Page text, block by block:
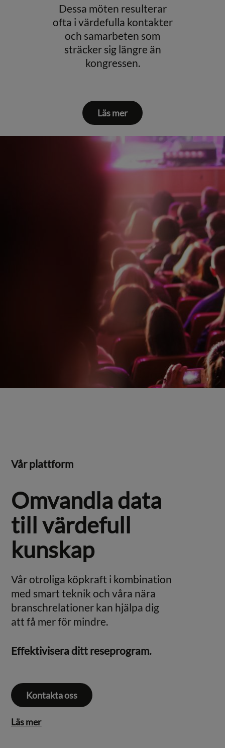
Dessa möten resulterar
ofta i värdefulla kontakter
och samarbeten som
sträcker sig längre än
kongressen.
Läs mer
Vår plattform
Omvandla data
till värdefull
kunskap
Vår otroliga köpkraft i kombination
med smart teknik och våra nära
branschrelationer kan hjälpa dig
att få mer för mindre.
Effektivisera ditt reseprogram.
Kontakta oss
Läs mer